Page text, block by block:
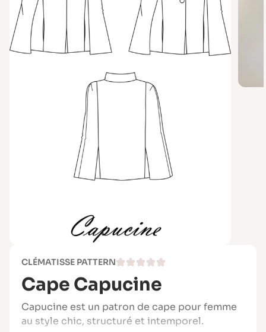
CLÉMATISSE PATTERN
Cape Capucine
Capucine est un patron de cape pour femme
au style chic, structuré et intemporel.